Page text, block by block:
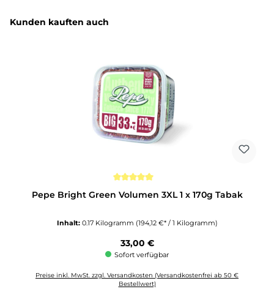
Produktgalerie überspringen
Kunden kauften auch
Pepe Bright Green Volumen 3XL 1 x 170g Tabak
Inhalt: 0.17 Kilogramm (194,12 €* / 1 Kilogramm)
Regulärer Preis:
33,00 €
Sofort verfügbar
Preise inkl. MwSt. zzgl. Versandkosten (Versandkostenfrei ab 50 €
Bestellwert)